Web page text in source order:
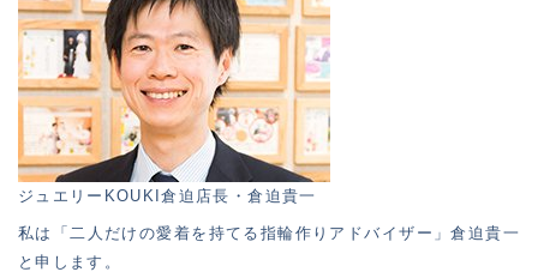
ジュエリーKOUKI倉迫店長・倉迫貴一
私は「二人だけの愛着を持てる指輪作りアドバイザー」倉迫貴一
と申します。